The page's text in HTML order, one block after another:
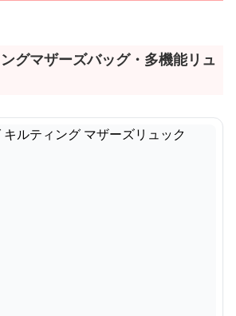
グマザーズバッグ・多機能リュ